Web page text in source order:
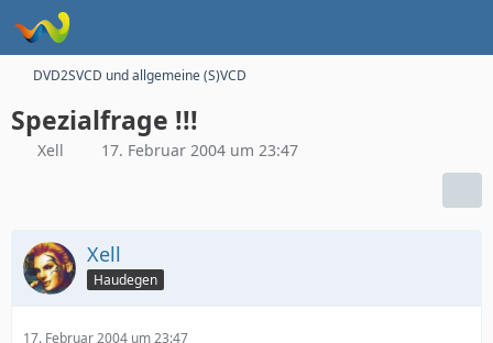
DVD2SVCD und allgemeine (S)VCD
Spezialfrage !!!
Xell 17. Februar 2004 um 23:47
Xell
Haudegen
17. Februar 2004 um 23:47